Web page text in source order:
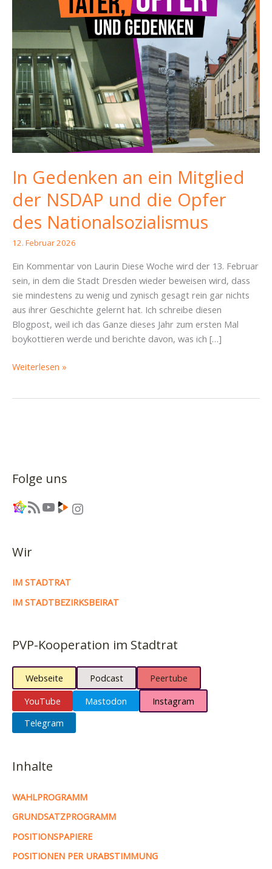
In Gedenken an ein Mitglied
der NSDAP und die Opfer
des Nationalsozialismus
12. Februar 2026
Ein Kommentar von Laurin Diese Woche wird der 13. Februar
sein, in dem die Stadt Dresden wieder beweisen wird, dass
sie mindestens zu wenig und zynisch gesagt rein gar nichts
aus ihrer Geschichte gelernt hat. Ich schreibe diesen
Blogpost, weil ich das Ganze dieses Jahr zum ersten Mal
boykottieren werde und berichte davon, was ich […]
In
die
des
Weiterlesen »
Folge uns
Link RSS-Feed YouTube Link Instagram
Wir
IM STADTRAT
IM STADTBEZIRKSBEIRAT
PVP-Kooperation im Stadtrat
Webseite Podcast
Peertube
YouTube
Mastodon
Instagram
Telegram
Inhalte
WAHLPROGRAMM
GRUNDSATZPROGRAMM
POSITIONSPAPIERE
POSITIONEN PER URABSTIMMUNG